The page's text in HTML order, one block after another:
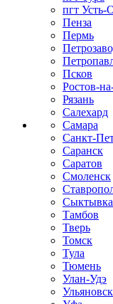
пгт
Пенза
Пермь
Псков
Ростов-
Рязань
Салехард
Самара
Санкт-
Саранск
Саратов
Смоленск
Тамбов
Тверь
Томск
Тула
Тюмень
Улан-Удэ
Ульяновск